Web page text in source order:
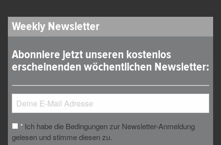
Weekly Newsletter
Abonniere jetzt unseren kostenlos
erscheinenden wöchentlichen Newsletter:
* Ich habe die Bedingungen zur Newsletter-Anmeldung
gelesen und stimme diesen zu.